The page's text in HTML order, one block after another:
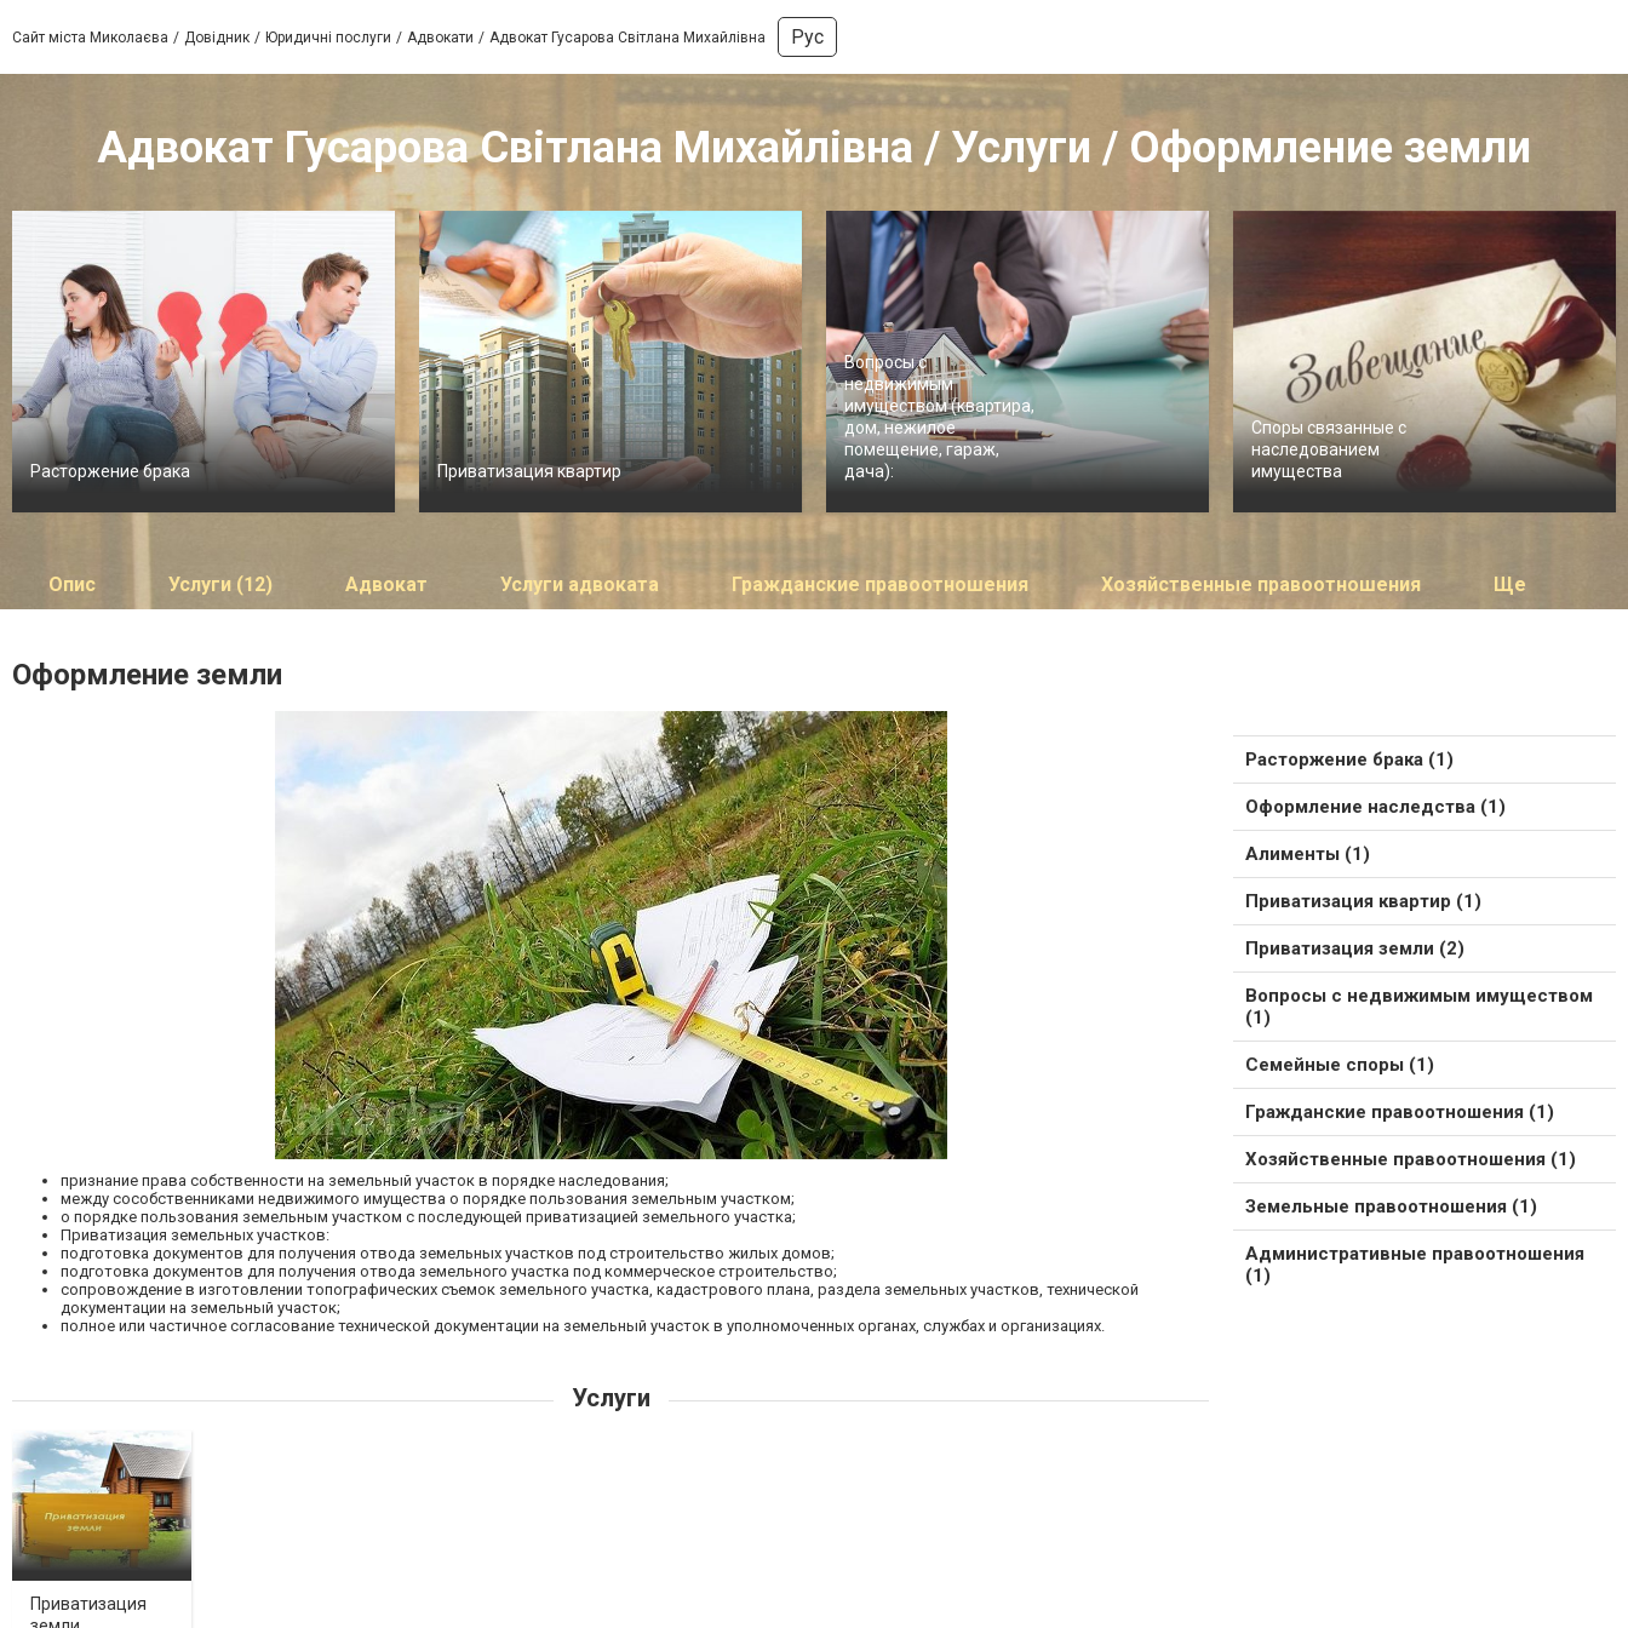
Сайт міста Миколаєва Довідник Юридичні послуги Адвокати Адвокат Гусарова Світлана Михайлівна Рус
Адвокат Гусарова Світлана Михайлівна / Услуги / Оформление земли
Расторжение брака Приватизация квартир
Вопросы с
недвижимым
имуществом (квартира,
дом, нежилое
помещение, гараж,
дача):
Споры связанные с
наследованием
имущества
Опис Услуги (12) Адвокат Услуги адвоката Гражданские правоотношения Хозяйственные правоотношения Ще
Оформление земли
признание права собственности на земельный участок в порядке наследования;
между сособственниками недвижимого имущества о порядке пользования земельным участком;
о порядке пользования земельным участком с последующей приватизацией земельного участка;
Приватизация земельных участков:
подготовка документов для получения отвода земельных участков под строительство жилых домов;
подготовка документов для получения отвода земельного участка под коммерческое строительство;
сопровождение в изготовлении топографических съемок земельного участка, кадастрового плана, раздела земельных участков, технической
документации на земельный участок;
полное или частичное согласование технической документации на земельный участок в уполномоченных органах, службах и организациях.
Расторжение брака (1)
Оформление наследства (1)
Алименты (1)
Приватизация квартир (1)
Приватизация земли (2)
Вопросы с недвижимым имуществом
(1)
Семейные споры (1)
Гражданские правоотношения (1)
Хозяйственные правоотношения (1)
Земельные правоотношения (1)
Административные правоотношения
(1)
Услуги
Приватизация